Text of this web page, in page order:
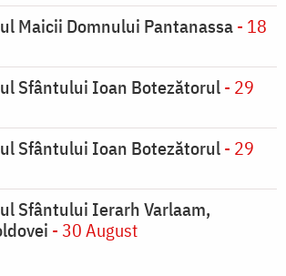
Maicii Domnului Pantanassa- 18
Sfântului Ioan Botezătorul- 29
Sfântului Ioan Botezătorul- 29
Sfântului Ierarh Varlaam,
- 30 August